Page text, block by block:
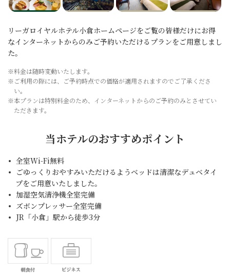
リーガロイヤルホテル小倉ホームページをご覧の皆様だけにお得
なインターネットからのみご予約いただけるプランをご用意しまし
た。
※料金は随時変動いたします。
※ご利用の際には、ご予約時点での価格が適用されますのでご了承くださ
い。
※本プランは特別料金のため、インターネットからのご予約のみとさせてい
ただきます。
当ホテルのおすすめポイント
全室Wi-Fi無料
ごゆっくりおやすみいただけるようベッドは清潔なデュベタイ
プをご用意いたしました。
加湿空気清浄機全室完備
ズボンプレッサー全室完備
JR「小倉」駅から徒歩3分